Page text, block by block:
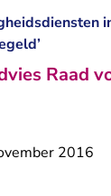
Raad
2016